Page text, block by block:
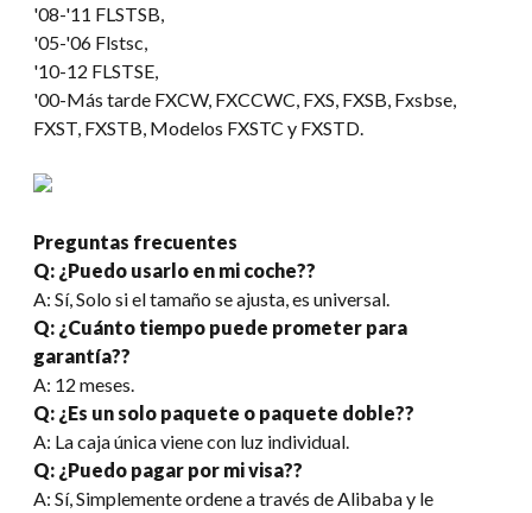
'08-'11 FLSTSB
'05-'06 Flstsc,
'10-12 FLSTSE
'00-Más tarde FXCW, FXCCWC, FXS, FXSB, Fxsbse,
FXST, FXSTB, Modelos FXSTC y FXSTD.
Preguntas frecuentes
Q: ¿Puedo usarlo en mi coche??
A: Sí, Solo si el tamaño se ajusta, es universal.
Q: ¿Cuánto tiempo puede prometer para
garantía??
A: 12 meses.
Q: ¿Es un solo paquete o paquete doble??
A: La caja única viene con luz individual.
Q: ¿Puedo pagar por mi visa??
A: Sí, Simplemente ordene a través de Alibaba y le